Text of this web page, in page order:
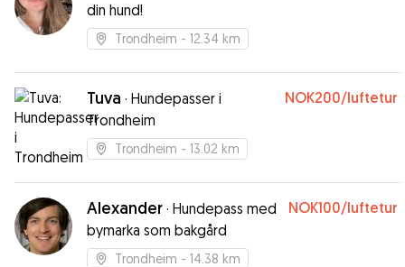
din hund!
Trondheim - 12.34 km
Tuva · Hundepasser i
Trondheim
NOK200/luftetur
Trondheim - 13.02 km
Alexander · Hundepass med
bymarka som bakgård
NOK100/luftetur
Trondheim - 14.38 km